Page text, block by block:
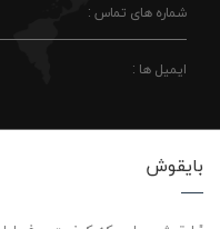
شماره های تماس :
ایمیل ها :
بایقوش